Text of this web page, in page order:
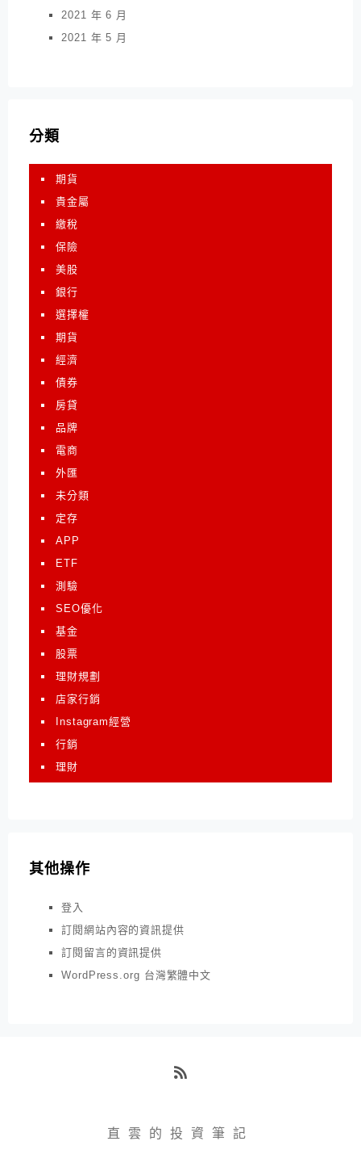
2021 年 6 月
2021 年 5 月
分類
期貨
貴金屬
繳稅
保險
美股
銀行
選擇權
期貨
經濟
債券
房貸
品牌
電商
外匯
未分類
定存
APP
ETF
測驗
SEO優化
基金
股票
理財規劃
店家行銷
Instagram經營
行銷
理財
其他操作
登入
訂閱網站內容的資訊提供
訂閱留言的資訊提供
WordPress.org 台灣繁體中文
直雲的投資筆記